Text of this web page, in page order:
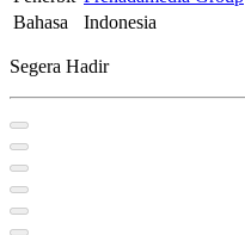
Bahasa
Indonesia
Segera Hadir